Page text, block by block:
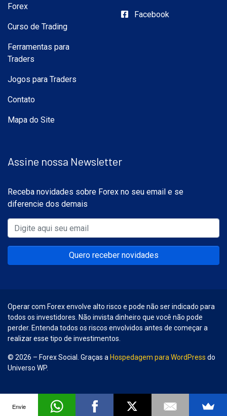
Forex
Curso de Trading
Ferramentas para
Traders
Jogos para Traders
Contato
Mapa do Site
Facebook
Assine nossa Newsletter
Receba novidades sobre Forex no seu email e se
diferencie dos demais
Quero receber novidades
Operar com Forex envolve alto risco e pode não ser indicado para
todos os investidores. Não invista dinheiro que você não pode
perder. Entenda todos os riscos envolvidos antes de começar a
realizar esse tipo de investimentos.
© 2026 – Forex Social. Graças a Hospedagem para WordPress do
Universo WP.
Envie